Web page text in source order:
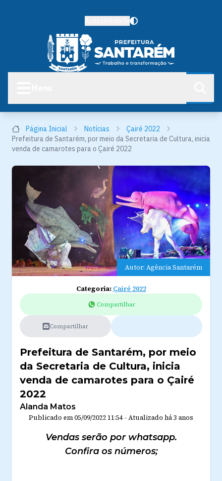
Página Inicial Notícias
Çairé 2022
Prefeitura de Santarém, por meio da Secretaria de Cultura, inicia
venda de camarotes para o Çairé 2022
Autor: Agência Santarém
Categoria: Çairé 2022
Compartilhar
Compartilhar
Prefeitura de Santarém, por meio
da Secretaria de Cultura, inicia
venda de camarotes para o Çairé
2022
Alanda Matos
Publicado em05/09/2022 11:54 - Atualizado há 3 anos
Vendas serão por whatsapp.
Confira os números;